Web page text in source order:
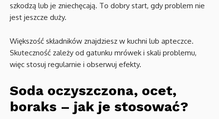
szkodzą lub je zniechęcają. To dobry start, gdy problem nie
jest jeszcze duży.
Większość składników znajdziesz w kuchni lub apteczce.
Skuteczność zależy od gatunku mrówek i skali problemu,
więc stosuj regularnie i obserwuj efekty.
Soda oczyszczona, ocet,
boraks – jak je stosować?